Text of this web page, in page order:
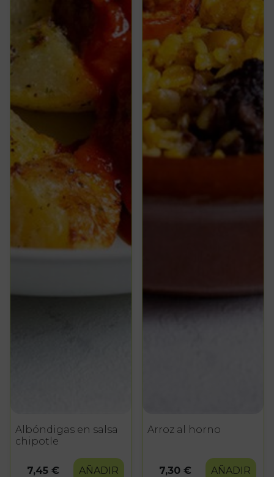
Albóndigas en salsa
chipotle
7,45 € AÑADIR
Arroz al horno
7,30 € AÑADIR